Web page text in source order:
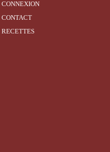
CONNEXION
CONTACT
RECETTES